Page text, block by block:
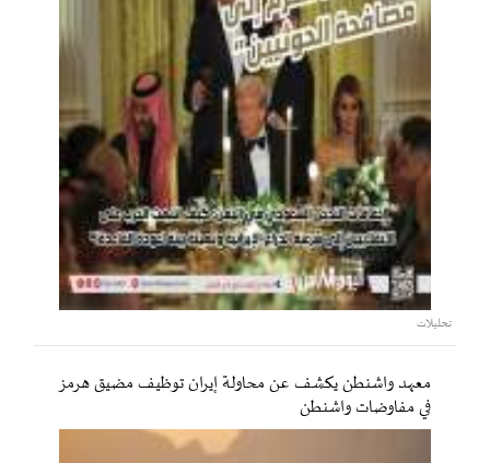
تحليلات
معهد واشنطن يكشف عن محاولة إيران توظيف مضيق هرمز
في مفاوضات واشنطن